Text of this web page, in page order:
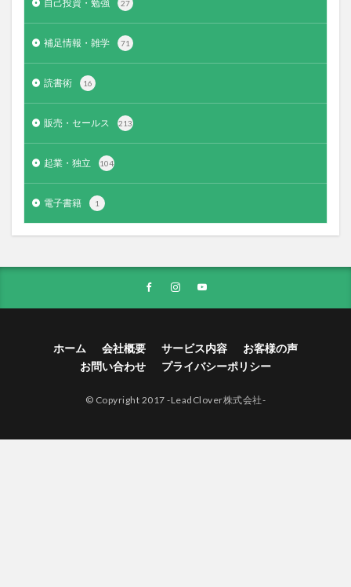
自己投資・勉強 27
補足情報・雑学 71
読書術 16
販売・セールス 213
起業・独立 104
電子書籍 1
ホーム 会社概要 サービス内容
お客様の声
お問い合わせ
プライバシーポリシー
© Copyright 2017 -LeadClover株式会社-